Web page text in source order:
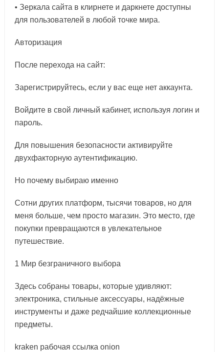
• Зеркала сайта в клирнете и даркнете доступны
для пользователей в любой точке мира.
Авторизация
После перехода на сайт:
Зарегистрируйтесь, если у вас еще нет аккаунта.
Войдите в свой личный кабинет, используя логин и
пароль.
Для повышения безопасности активируйте
двухфакторную аутентификацию.
Но почему выбираю именно
Сотни других платформ, тысячи товаров, но для
меня больше, чем просто магазин. Это место, где
покупки превращаются в увлекательное
путешествие.
1 Мир безграничного выбора
Здесь собраны товары, которые удивляют:
электроника, стильные аксессуары, надёжные
инструменты и даже редчайшие коллекционные
предметы.
kraken рабочая ссылка onion